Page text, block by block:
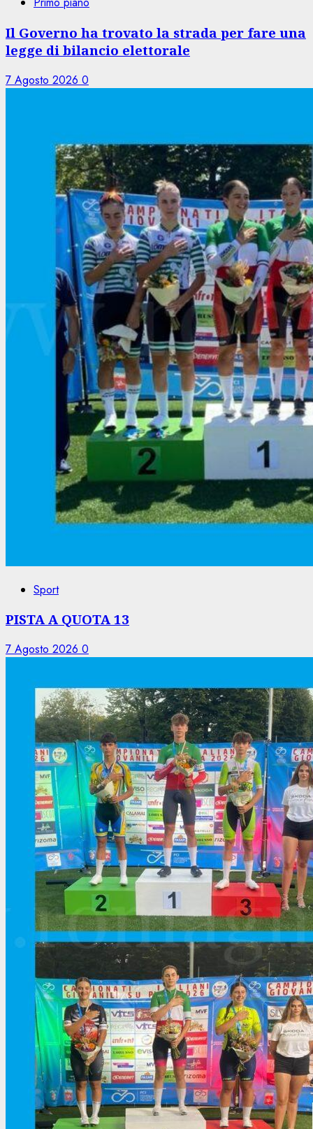
Il Governo ha trovato la strada per fare una
legge di bilancio elettorale
7 Agosto 2026 0
Sport
PISTA A QUOTA 13
7 Agosto 2026 0